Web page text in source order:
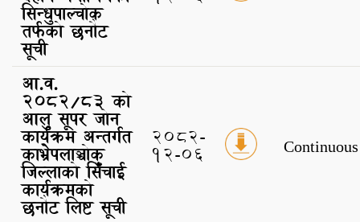
सिन्धुपाल्चोक
तर्फको छनौट
सूची
आ.व.
२०८२/८३ को
आलु सूपर जोन
कार्यक्रम अन्तर्गत
काभ्रेपलाञ्चोक
जिल्लाको सिँचाई
कार्यक्रमको
छनौट लिष्ट सूची
2082-
12-06 Continuous